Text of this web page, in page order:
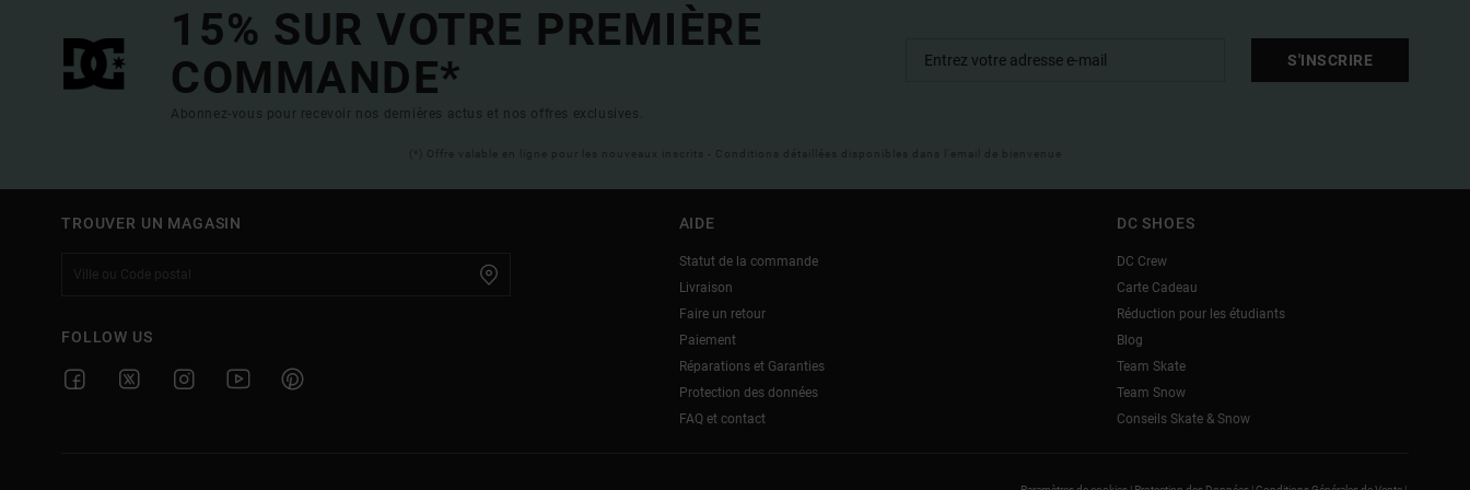
15% SUR VOTRE PREMIÈRE
COMMANDE*
Abonnez-vous pour recevoir nos dernières actus et nos offres exclusives.
S'INSCRIRE
(*) Offre valable en ligne pour les nouveaux inscrits - Conditions détaillées disponibles dans l'email de bienvenue
TROUVER UN MAGASIN
FOLLOW US
AIDE
Statut de la commande
Livraison
Faire un retour
Paiement
Réparations et Garanties
Protection des données
FAQ et contact
DC SHOES
DC Crew
Carte Cadeau
Réduction pour les étudiants
Blog
Team Skate
Team Snow
Conseils Skate & Snow